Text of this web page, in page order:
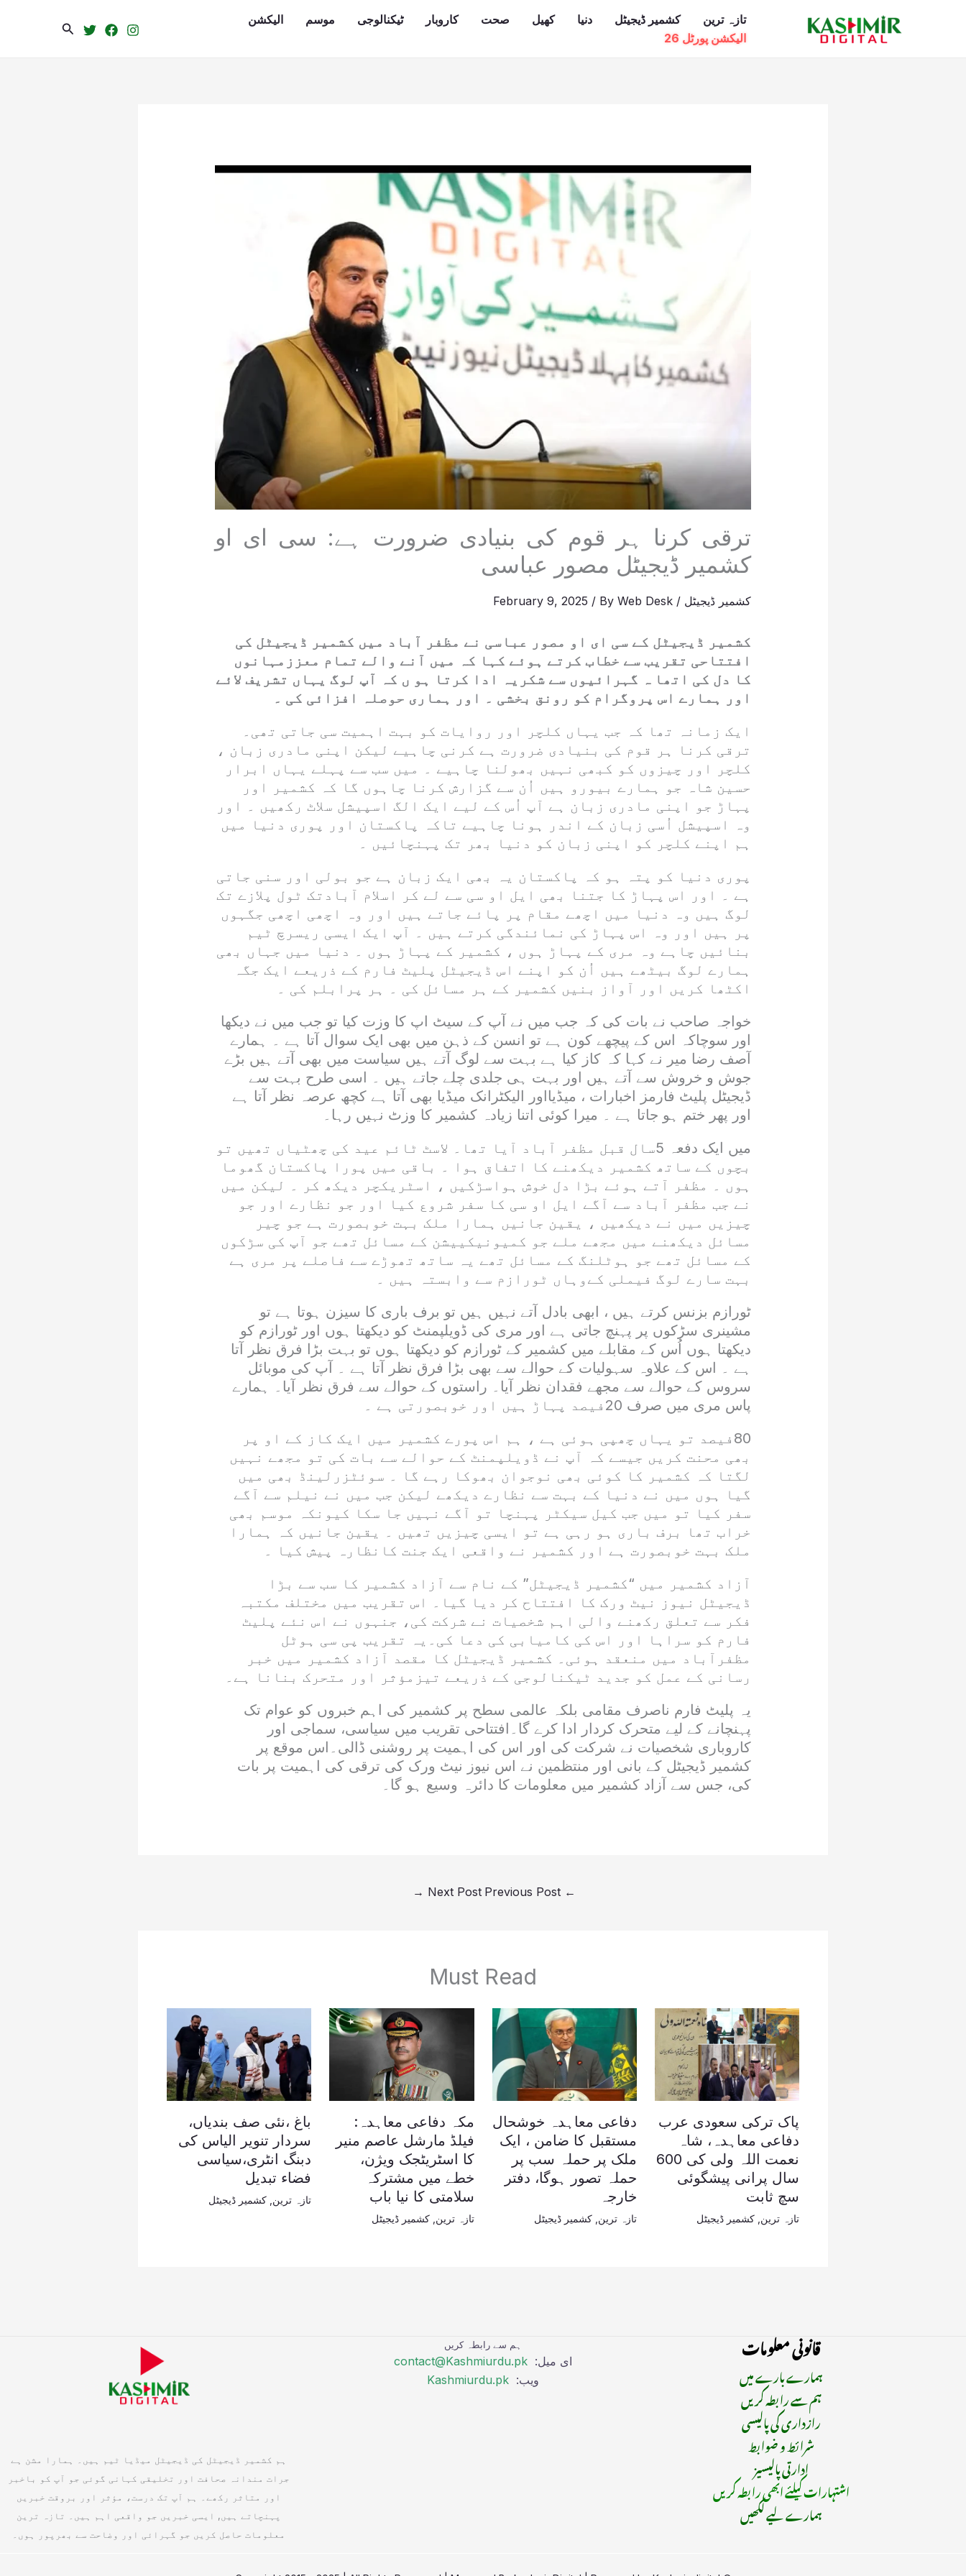
تازہ ترین کشمیر ڈیجیٹل دنیا کھیل صحت کاروبار ٹیکنالوجی موسم
الیکشن
الیکشن پورٹل 26
Search
ترقی کرنا ہر قوم کی بنیادی ضرورت ہے: سی ای او
کشمیر ڈیجیٹل مصور عباسی
کشمیر ڈیجیٹل /
February 9, 2025 / ByWeb Desk
کشمیر ڈیجیٹل کے سی ای او مصور عباسی نے مظفر آباد میں کشمیر ڈیجیٹل کی
افتتاحی تقریب سے خطاب کرتے ہوئے کہا کہ میں آنے والے تمام معززمہانوں
کا دل کی اتھا ہ گہرائیوں سے شکریہ ادا کرتا ہو ں کہ آپ لوگ یہاں تشریف لائے
اور ہمارے اس پروگرام کو رونق بخشی ۔ اور ہماری حوصلہ افزائی کی ۔
ایک زمانہ تھا کہ جب یہاں کلچر اور روایات کو بہت اہمیت سی جاتی تھی۔
ترقی کرنا ہر قوم کی بنیادی ضرورت ہے کرنی چاہیے لیکن اپنی مادری زبان ،
کلچر اور چیزوں کو کبھی نہیں بھولنا چاہیے ۔ میں سب سے پہلے یہاں ابرار
حسین شاہ جو ہمارے بیورو ہیں اُن سے گزارش کرنا چاہوں گا کہ کشمیر اور
پہاڑ جو اپنی مادری زبان ہے آپ اُس کے لیے ایک الگ اسپیشل سلاٹ رکھیں ۔ اور
وہ اسپیشل اُسی زبان کے اندر ہونا چاہیے تاکہ پاکستان اور پوری دنیا میں
ہم اپنے کلچر کو اپنی زبان کو دنیا بھر تک پہنچائیں ۔
پوری دنیا کو پتہ ہو کہ پاکستان یہ بھی ایک زبان ہے جو بولی اور سنی جاتی
ہے ۔ اور اس پہاڑ کا جتنا بھی ایل او سی سے لے کر اسلام آبادتک ٹول پلازے تک
لوگ ہیں وہ دنیا میں اچھے مقام پر پائے جاتے ہیں اور وہ اچھی اچھی جگہوں
پر ہیں اور وہ اس پہاڑ کی نمائندگی کرتے ہیں ۔ آپ ایک ایسی ریسرچ ٹیم
بنائیں چاہے وہ مری کے پہاڑ ہوں ، کشمیر کے پہاڑ ہوں ۔ دنیا میں جہاں بھی
ہمارے لوگ بیٹھے ہیں اُن کو اپنے اس ڈیجیٹل پلیٹ فارم کے ذریعے ایک جگہ
اکٹھا کریں اور آواز بنیں کشمیر کے ہر مسائل کی ۔ ہر پرابلم کی ۔
خواجہ صاحب نے بات کی کہ جب میں نے آپ کے سیٹ اپ کا وزت کیا تو جب میں نے دیکھا
اور سوچاکہ اس کے پیچھے کون ہے تو انسن کے ذہن میں بھی ایک سوال آتا ہے ۔ ہمارے
آصف رضا میر نے کہا کہ کاز کیا ہے بہت سے لوگ آتے ہیں سیاست میں بھی آتے ہیں بڑے
جوش و خروش سے آتے ہیں اور بہت ہی جلدی چلے جاتے ہیں ۔ اسی طرح بہت سے
ڈیجیٹل پلیٹ فارمز اخبارات ، میڈیااور الیکٹرانک میڈیا بھی آتا ہے کچھ عرصہ نظر آتا ہے
اور پھر ختم ہو جاتا ہے ۔ میرا کوئی اتنا زیادہ کشمیر کا وزٹ نہیں رہا۔
میں ایک دفعہ 5سال قبل مظفر آباد آیا تھا۔ لاسٹ ٹائم عید کی چھٹیاں تھیں تو
بچوں کے ساتھ کشمیر دیکھنے کا اتفاق ہوا ۔ باقی میں پورا پاکستان گھوما
ہوں ۔ مظفر آتے ہوئے بڑا دل خوش ہواسڑکیں ، اسٹریکچر دیکھ کر ۔ لیکن میں
نے جب مظفر آباد سے آگے ایل او سی کا سفر شروع کیا اور جو نظارے اور جو
چیزیں میں نے دیکھیں ، یقین جانیں ہمارا ملک بہت خوبصورت ہے جو چیر
مسائل دیکھنے میں مجھے ملے جو کمیونیکییشن کے مسائل تھے جو آپ کی سڑکوں
کے مسائل تھے جو ہوٹلنگ کے مسائل تھے یہ ساتھ تھوڑے سے فاصلے پر مری ہے
بہت سارے لوگ فیملی کےوہاں ٹورازم سے وابستہ ہیں ۔
ٹورازم بزنس کرتے ہیں ، ابھی بادل آتے نہیں ہیں تو برف باری کا سیزن ہوتا ہے تو
مشینری سڑکوں پر پہنچ جاتی ہے اور مری کی ڈویلپمنٹ کو دیکھتا ہوں اور ٹورازم کو
دیکھتا ہوں اُس کے مقابلے میں کشمیر کے ٹورازم کو دیکھتا ہوں تو بہت بڑا فرق نظر آتا
ہے ۔ اس کے علاوہ سہولیات کے حوالے سے بھی بڑا فرق نظر آتا ہے ۔ آپ کی موبائل
سروس کے حوالے سے مجھے فقدان نظر آیا۔ راستوں کے حوالے سے فرق نظر آیا۔ ہمارے
پاس مری میں صرف 20فیصد پہاڑ ہیں اور خوبصورتی ہے ۔
80فیصد تو یہاں چھپی ہوئی ہے ، ہم اس پورے کشمیر میں ایک کاز کے او پر
بھی محنت کریں جیسے کہ آپ نے ڈویلپمنٹ کے حوالے سے بات کی تو مجھے نہیں
لگتا کہ کشمیر کا کوئی بھی نوجوان بھوکا رہے گا ۔ سوئٹزرلینڈ بھی میں
گیا ہوں میں نے دنیا کے بہت سے نظارے دیکھے لیکن جب میں نے نیلم سے آگے
سفر کیا تو میں جب کیل سیکٹر پہنچا تو آگے نہیں جا سکا کیونکہ موسم بھی
خراب تھا برف باری ہو رہی ہے تو ایسی چیزیں تھیں ۔ یقین جانیں کہ ہمارا
ملک بہت خوبصورت ہے اور کشمیر نے واقعی ایک جنت کانظارہ پیش کیا ۔
آزاد کشمیر میں “کشمیر ڈیجیٹل” کے نام سے آزاد کشمیر کا سب سے بڑا
ڈیجیٹل نیوز نیٹ ورک کا افتتاح کر دیا گیا۔ اس تقریب میں مختلف مکتبہ
فکر سے تعلق رکھنے والی اہم شخصیات نے شرکت کی، جنہوں نے اس نئے پلیٹ
فارم کو سراہا اور اس کی کامیابی کی دعا کی۔یہ تقریب پی سی ہوٹل
مظفرآباد میں منعقد ہوئی۔ کشمیر ڈیجیٹل کا مقصد آزاد کشمیر میں خبر
رسانی کے عمل کو جدید ٹیکنالوجی کے ذریعے تیزمؤثر اور متحرک بنانا ہے۔
یہ پلیٹ فارم ناصرف مقامی بلکہ عالمی سطح پر کشمیر کی اہم خبروں کو عوام تک
پہنچانے کے لیے متحرک کردار ادا کرے گا۔افتتاحی تقریب میں سیاسی، سماجی اور
کاروباری شخصیات نے شرکت کی اور اس کی اہمیت پر روشنی ڈالی۔اس موقع پر
کشمیر ڈیجیٹل کے بانی اور منتظمین نے اس نیوز نیٹ ورک کی ترقی کی اہمیت پر بات
کی، جس سے آزاد کشمیر میں معلومات کا دائرہ وسیع ہو گا۔
←
Next Post
→
Must Read
پاک ترکی سعودی عرب
دفاعی معاہدہ، شاہ
نعمت اللہ ولی کی 600
سال پرانی پیشگوئی
سچ ثابت
تازہ ترین کشمیر ڈیجیٹل
دفاعی معاہدہ خوشحال
مستقبل کا ضامن ، ایک
ملک پر حملہ سب پر
حملہ تصور ہوگا، دفتر
خارجہ
تازہ ترین ,کشمیر ڈیجیٹل
مکہ دفاعی معاہدہ:
فیلڈ مارشل عاصم منیر
کا اسٹریٹجک ویژن،
خطے میں مشترکہ
سلامتی کا نیا باب
تازہ ترین ,کشمیر ڈیجیٹل
باغ ،نئی صف بندیاں،
سردار تنویر الیاس کی
دبنگ انٹری،سیاسی
فضاء تبدیل
تازہ ترین کشمیر ڈیجیٹل
قانونی معلومات
ہمارے بارے میں
ہم سے رابطہ کریں
رازداری کی پالیسی
شرائط و ضوابط
ادارتی پالیسیز
اشتہارات کیلئے ابھی رابطہ کریں
ہمارے لیے لکھیں
ہم سے رابطہ کریں
ای میل: contact@Kashmiurdu.pk
ویب: Kashmiurdu.pk
ہم کشمیر ڈیجیٹل کی ڈیجیٹل میڈیا ٹیم ہیں۔ ہمارا مشن ہے
جرات مندانہ صحافت اور تخلیقی کہانی گوئی جو آپ کو باخبر
اور متاثر رکھے۔ ہم آپ تک درست، مؤثر اور بروقت خبریں
پہنچاتے ہیں, ایسی خبریں جو واقعی اہم ہیں۔ تازہ ترین
معلومات حاصل کریں جو گہرائی اور وضاحت سے بھرپور ہوں۔